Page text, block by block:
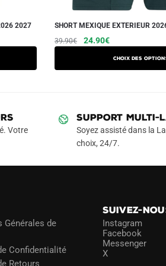
2027
SHORT MEXIQUE EXTERIEUR
39.90€
Le
24.90€Le
Choix des
Ce
produit
a
Les
options
peuvent
page
du
produit
Votre
SUPPORT MULTI-
Soyez assisté dans la
choix, 24/7.
Générales de
Confidentialité
Retours
SUIVEZ-
Instagram
Facebook
Messenger
X